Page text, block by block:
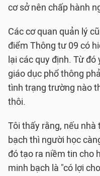
cơ sở nên chấp hành
Các cơ quan quản lý
điểm Thông tư 09 có
lại các quy định. Từ
giáo dục phổ thông
tình trạng trường nào
thôi.
Tôi thấy rằng, nếu
bạch thì người học
đó tạo ra niềm tin cho
minh bạch là "có lợi